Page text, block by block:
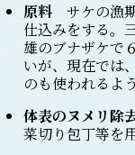
原料 サケの漁
仕込みをする。
雄のブナザケで
いが、現在では
のも使われるよ
体表のヌメリ除
菜切り包丁等を